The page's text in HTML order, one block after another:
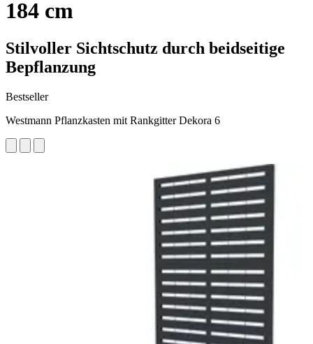
184 cm
Stilvoller Sichtschutz durch beidseitige
Bepflanzung
Bestseller
Westmann Pflanzkasten mit Rankgitter Dekora 6